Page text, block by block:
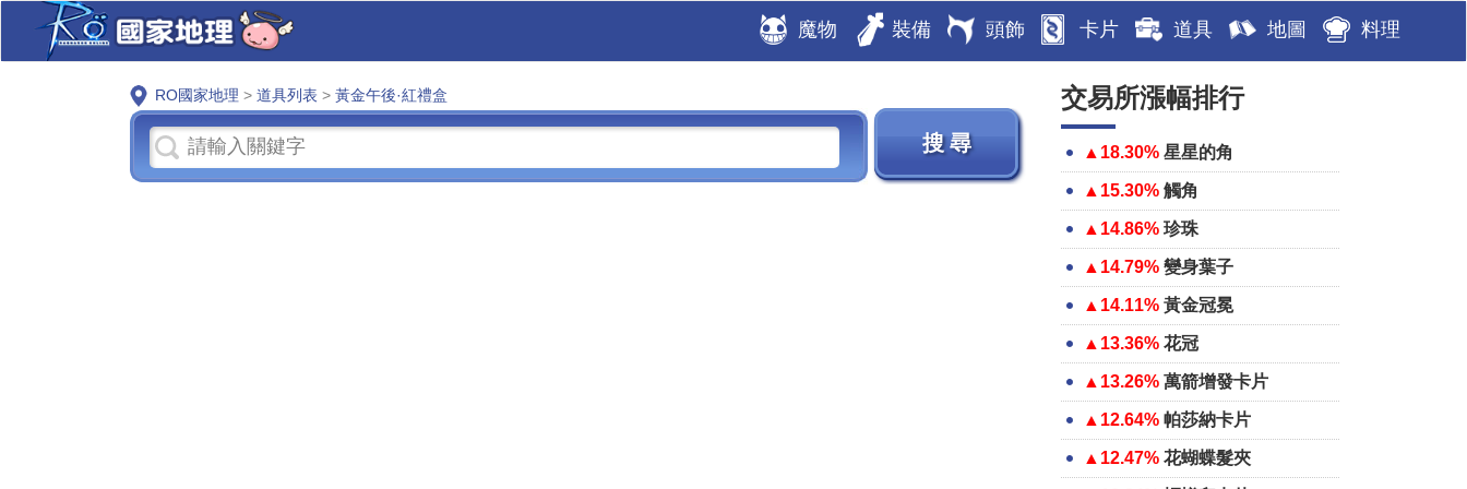
魔物 裝備 頭飾 卡片 道具 地圖 料理
RO國家地理 > 道具列表 > 黃金午後·紅禮盒 交易所漲幅排行
▲18.30% 星星的角
▲15.30% 觸角
▲14.86% 珍珠
▲14.79% 變身葉子
▲14.11% 黃金冠冕
▲13.36% 花冠
▲13.26% 萬箭增發卡片
▲12.64% 帕莎納卡片
▲12.47% 花蝴蝶髮夾